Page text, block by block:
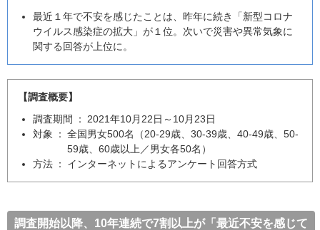
最近１年で不安を感じたことは、昨年に続き「新型コロナ
ウイルス感染症の拡大」が１位。次いで災害や異常気象に
関する回答が上位に。
【調査概要】
調査期間
：
2021年10月22日～10月23日
対象
： 全国男女500名（20-29歳、30-39歳、40-49歳、50-
59歳、60歳以上／男女各50名）
方法 ： インターネットによるアンケート回答方式
調査開始以降、10年連続で7割以上が「最近不安を感じて